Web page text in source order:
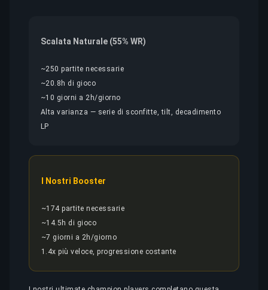
Scalata Naturale (55% WR)
~250 partite necessarie
~20.8h di gioco
~10 giorni a 2h/giorno
Alta varianza — serie di sconfitte, tilt, decadimento
LP
I Nostri Booster
~174 partite necessarie
~14.5h di gioco
~7 giorni a 2h/giorno
1.4x più veloce, progressione costante